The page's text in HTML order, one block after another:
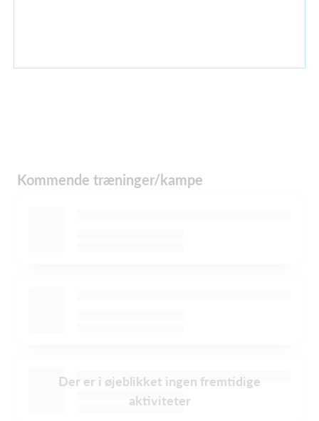
Kommende træninger/kampe
Der er i øjeblikket ingen fremtidige
aktiviteter